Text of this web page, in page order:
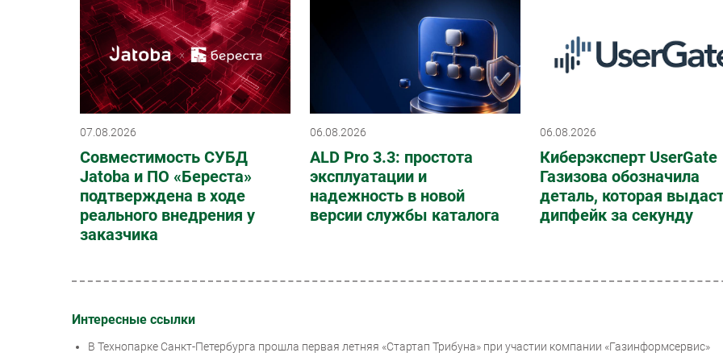
07.08.2026
Совместимость СУБД
Jatoba и ПО «Береста»
подтверждена в ходе
реального внедрения у
заказчика
06.08.2026
ALD Pro 3.3: простота
эксплуатации и
надежность в новой
версии службы каталога
06.08.2026
Киберэксперт UserGate
Газизова обозначила
деталь, которая
дипфейк за секунду
Интересные ссылки
В Технопарке Санкт-Петербурга прошла первая летняя «Стартап Трибуна» при участии компании «Газинформсервис»